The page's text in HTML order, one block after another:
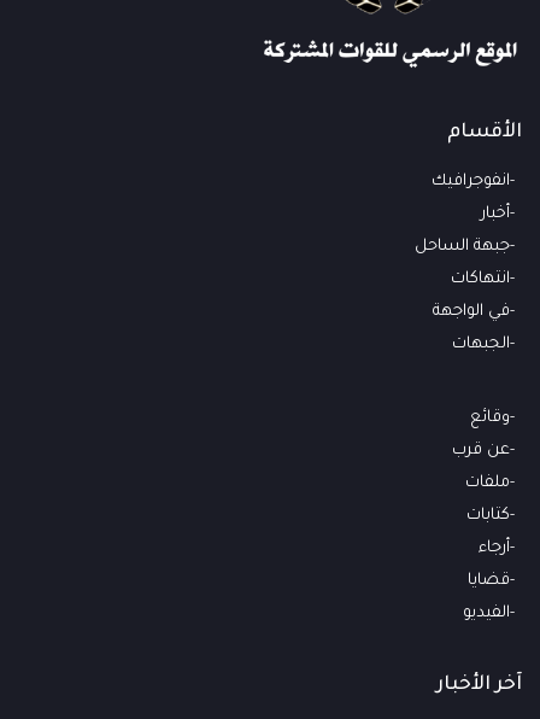
الأقسام
انفوجرافيك
أخبار
جبهة الساحل
انتهاكات
في الواجهة
الجبهات
وقائع
عن قرب
ملفات
كتابات
أرجاء
قضايا
الفيديو
آخر الأخبار